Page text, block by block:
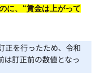
に、“賃金は上がって